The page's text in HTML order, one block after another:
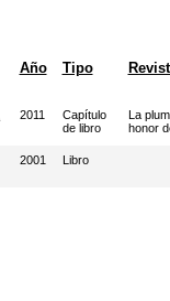
Año Tipo
2011
Capítulo
de libro
La
honor
2001 Libro